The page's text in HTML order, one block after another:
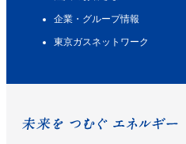
企業・グループ情報
東京ガスネットワーク